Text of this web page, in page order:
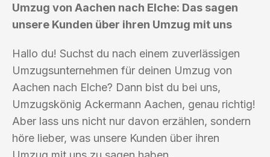
Umzug von Aachen nach Elche: Das sagen
unsere Kunden über ihren Umzug mit uns
Hallo du! Suchst du nach einem zuverlässigen
Umzugsunternehmen für deinen Umzug von
Aachen nach Elche? Dann bist du bei uns,
Umzugskönig Ackermann Aachen, genau richtig!
Aber lass uns nicht nur davon erzählen, sondern
höre lieber, was unsere Kunden über ihren